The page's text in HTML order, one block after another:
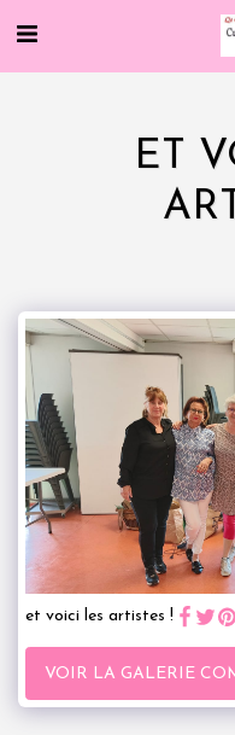
ET
et voici les artistes !
VOIR LA GALERIE